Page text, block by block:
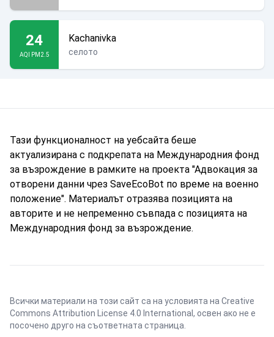
24
AQI PM2.5
Kachanivka
селото
Тази функционалност на уебсайта беше
актуализирана с подкрепата на Международния фонд
за възрождение в рамките на проекта "Адвокация за
отворени данни чрез SaveEcoBot по време на военно
положение". Материалът отразява позицията на
авторите и не непременно съвпада с позицията на
Международния фонд за възрождение.
Всички материали на този сайт са на условията на Creative
Commons Attribution License 4.0 International , освен ако не е
посочено друго на съответната страница.